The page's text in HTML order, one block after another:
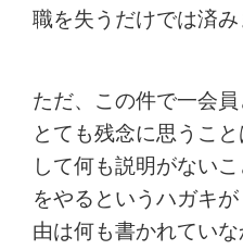
職を失うだけでは済み
ただ、この件で一会
とても残念に思うこ
して何も説明がない
をやるというハガキ
由は何も書かれてい